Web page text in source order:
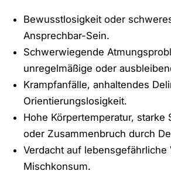
Bewusstlosigkeit oder
Ansprechbar-Sein.
Schwerwiegende
unregelmäßige oder
Krampfanfälle, anhaltendes
Orientierungslosigkeit.
Hohe Körpertemperatur, starke
oder Zusammenbruch durch
Verdacht auf lebensgefährliche
Mischkonsum.